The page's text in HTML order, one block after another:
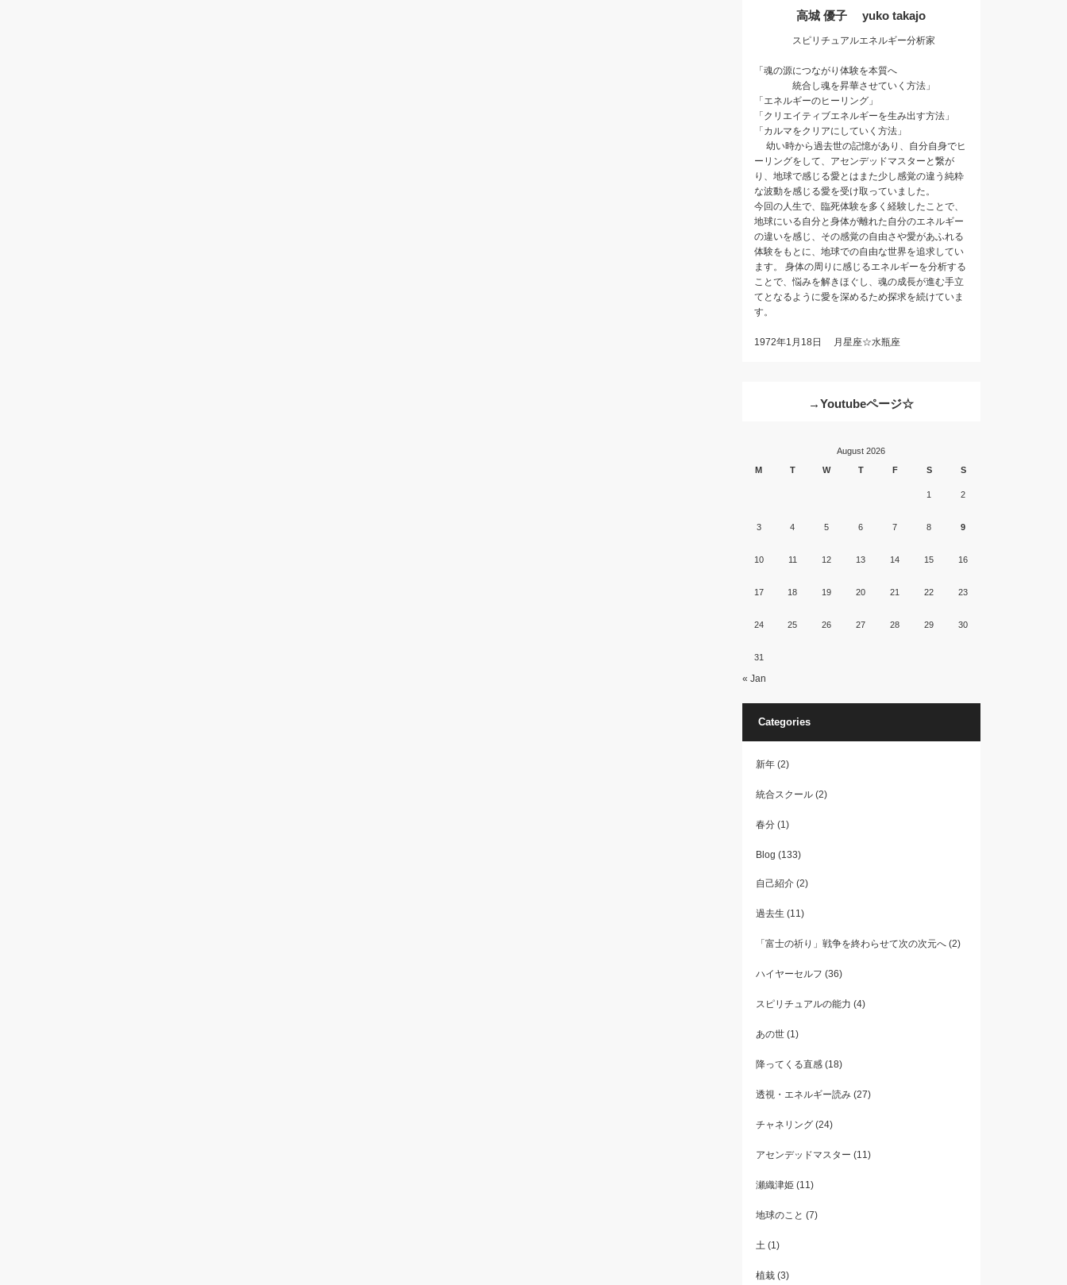
高城 優子 yuko takajo
スピリチュアルエネルギー分析家
「魂の源につながり体験を本質へ
統合し魂を昇華させていく方法」
「エネルギーのヒーリング」
「クリエイティブエネルギーを生み出す方法」
「カルマをクリアにしていく方法」
幼い時から過去世の記憶があり、自分自身でヒ
ーリングをして、アセンデッドマスターと繋が
り、地球で感じる愛とはまた少し感覚の違う純粋
な波動を感じる愛を受け取っていました。
今回の人生で、臨死体験を多く経験したことで、
地球にいる自分と身体が離れた自分のエネルギー
の違いを感じ、その感覚の自由さや愛があふれる
体験をもとに、地球での自由な世界を追求してい
ます。 身体の周りに感じるエネルギーを分析する
ことで、悩みを解きほぐし、魂の成長が進む手立
てとなるように愛を深めるため探求を続けていま
す。
1972年1月18日 月星座☆水瓶座
→Youtubeページ☆
August 2026
M
T W T F S S
1 2
3 4 5 6 7 8 9
10 11 12 13 14 15 16
17 18 19 20 21 22 23
24 25 26 27 28 29 30
31
« Jan
Categories
新年(2)
統合スクール(2)
春分(1)
Blog (133)
自己紹介(2)
過去生 (11)
「富士の祈り」戦争を終わらせて次の次元へ(2)
ハイヤーセルフ (36)
スピリチュアルの能力 (4)
あの世(1)
降ってくる直感(18)
透視・エネルギー読み(27)
チャネリング(24)
アセンデッドマスター (11)
瀬織津姫(11)
地球のこと (7)
土(1)
植栽(3)